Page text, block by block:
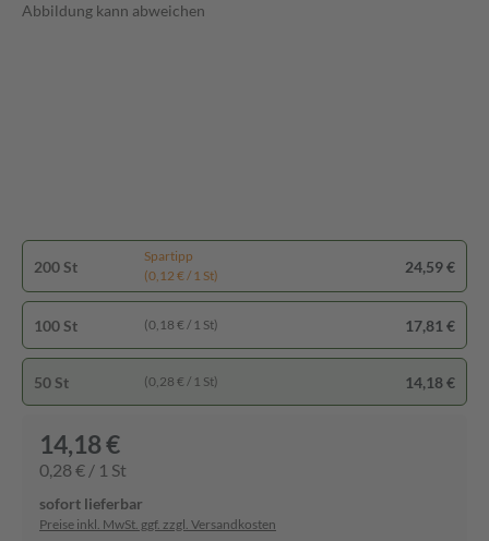
Abbildung kann abweichen
200 St
Spartipp
(0,12 € / 1 St)
24,59 €
100 St (0,18 € / 1 St) 17,81 €
50 St (0,28 € / 1 St) 14,18 €
14,18 €
0,28 € / 1 St
sofort lieferbar
Preise inkl. MwSt. ggf. zzgl. Versandkosten